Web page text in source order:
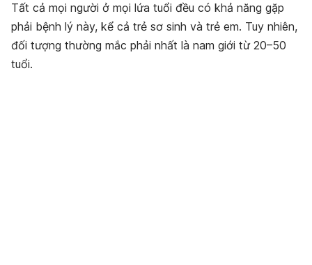
Tất cả mọi người ở mọi lứa tuổi đều có khả năng gặp
phải bệnh lý này, kể cả trẻ sơ sinh và trẻ em. Tuy nhiên,
đối tượng thường mắc phải nhất là nam giới từ 20–50
tuổi.